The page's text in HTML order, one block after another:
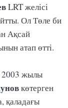
LRT желісі
Ол Төле би
Ақсай
атап өтті.
2003 жылы
көтерген
қаладағы